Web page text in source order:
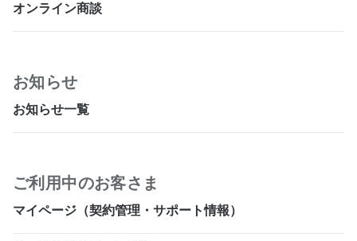
オンライン商談
お知らせ
お知らせ一覧
ご利用中のお客さま
マイページ（契約管理・サポート情報）